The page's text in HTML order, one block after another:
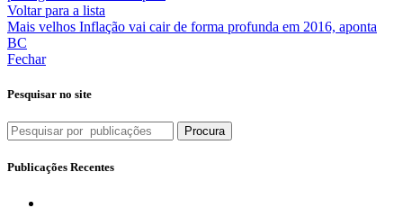
Voltar para a lista
Mais velhos Inflação vai cair de forma profunda em 2016, aponta
BC
Fechar
Pesquisar no site
Procura
Publicações Recentes